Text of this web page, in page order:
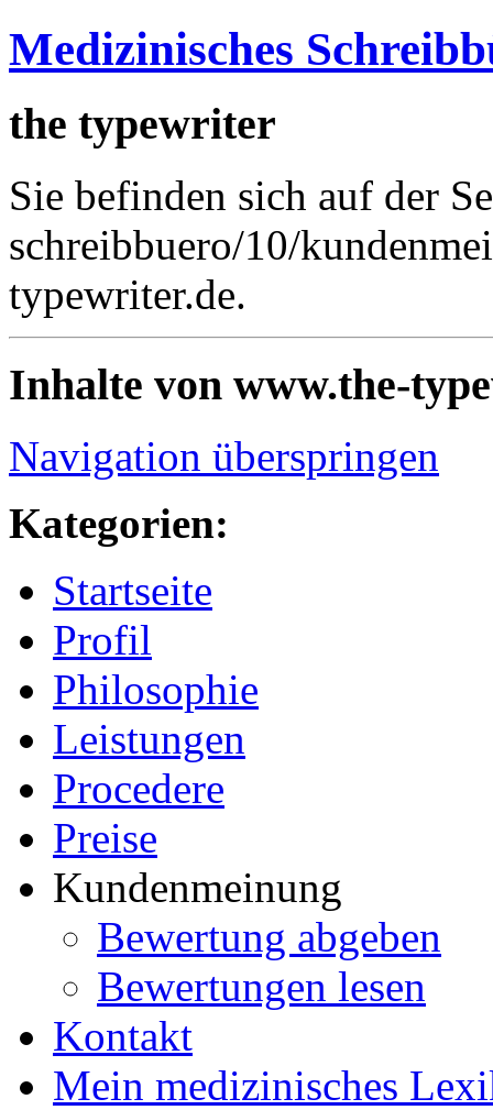
Medizinisches
the typewriter
Sie befinden sich auf der
schreibbuero/10/
typewriter.de.
Inhalte von www.the-
Navigation überspringen
Kategorien:
Startseite
Profil
Philosophie
Leistungen
Procedere
Preise
Kundenmeinung
Bewertung abgeben
Bewertungen lesen
Kontakt
Mein medizinisches